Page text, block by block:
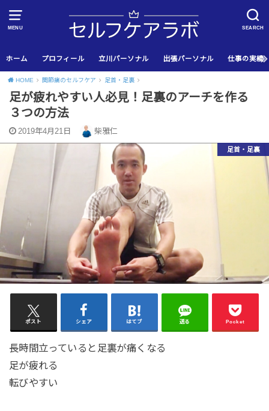
MENU SEARCH
ホーム プロフィール 立川パーソナル 出張パーソナル 仕事の実績
HOME 関節痛のセルフケア 足首・足裏
足が疲れやすい人必見！足裏のアーチを作る
３つの方法
2019年4月21日 柴雅仁
足首・足裏
ポスト シェア はてブ 送る Pocket
長時間立っていると足裏が痛くなる
足が疲れる
転びやすい